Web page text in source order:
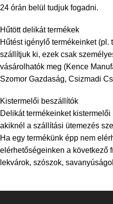
24 órán belül tudjuk fogadni.
Hűtött delikát termékek
Hűtést igénylő termékeinket (pl.
szállítjuk ki, ezek csak
vásárolhatók meg (Kence
Szomor Gazdaság, Csizmadi
Kistermelői beszállítók
Delikát termékeinket
akiknél a szállítási ütemezés
Ha egy termékünk épp nem
elérhetőségeinken a következő
lekvárok, szószok,